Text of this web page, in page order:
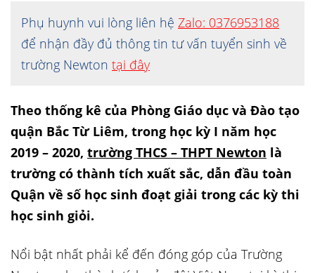
Phụ huynh vui lòng liên hệ Zalo: 0376953188
để nhận đầy đủ thông tin tư vấn tuyển sinh về
trường Newton tại đây
Theo thống kê của Phòng Giáo dục và Đào tạo
quận Bắc Từ Liêm, trong học kỳ I năm học
2019 – 2020, trường THCS – THPT Newton là
trường có thành tích xuất sắc, dẫn đầu toàn
Quận về số học sinh đoạt giải trong các kỳ thi
học sinh giỏi.
Nổi bật nhất phải kể đến đóng góp của Trường